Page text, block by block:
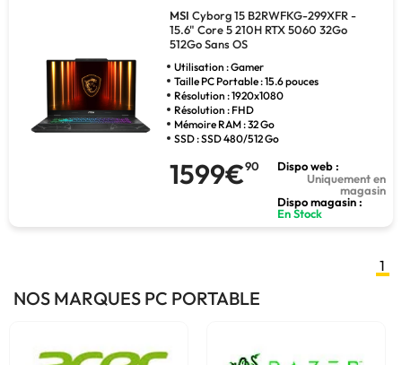
MSI Cyborg 15 B2RWFKG-299XFR -
15.6" Core 5 210H RTX 5060 32Go
512Go Sans OS
Utilisation : Gamer
Taille PC Portable : 15.6 pouces
Résolution : 1920x1080
Résolution : FHD
Mémoire RAM : 32 Go
SSD : SSD 480/512 Go
1599€90
Dispo web :
Uniquement en
magasin
Dispo magasin :
En Stock
1
NOS MARQUES PC PORTABLE